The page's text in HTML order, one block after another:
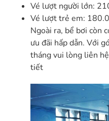
Vé lượt người lớn:
Vé lượt trẻ em:
Ngoài ra, bể bơi còn
ưu đãi hấp dẫn. Với
tháng vui lòng liên
tiết